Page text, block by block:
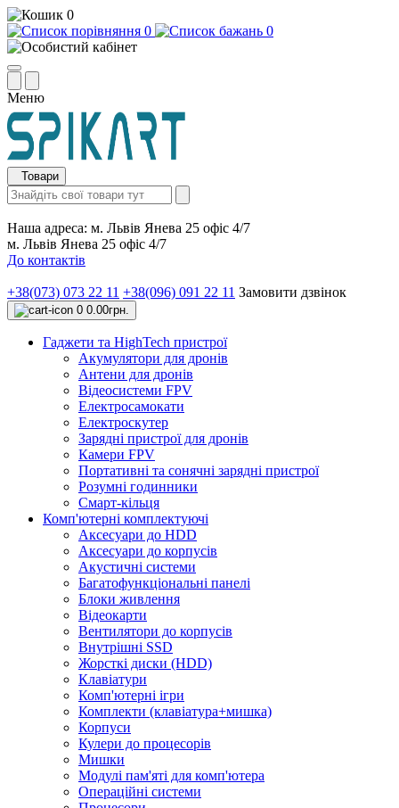
0
0
0
Меню
Товари
Наша адреса: м. Львів Янева 25 офіс 4/7
м. Львів Янева 25 офіс 4/7
До контактів
+38(073) 073 22 11 +38(096) 091 22 11 Замовити дзвінок
0 0.00грн.
Гаджети та HighTech пристрої
Акумулятори для дронів
Антени для дронів
Відеосистеми FPV
Електросамокати
Електроскутер
Зарядні пристрої для дронів
Камери FPV
Портативні та сонячні зарядні пристрої
Розумні годинники
Смарт-кільця
Комп'ютерні комплектуючі
Аксесуари до HDD
Аксесуари до корпусів
Акустичні системи
Багатофункціональні панелі
Блоки живлення
Відеокарти
Вентилятори до корпусів
Внутрішні SSD
Жорсткі диски (HDD)
Клавіатури
Комп'ютерні ігри
Комплекти (клавіатура+мишка)
Корпуси
Кулери до процесорів
Мишки
Модулі пам'яті для комп'ютера
Операційні системи